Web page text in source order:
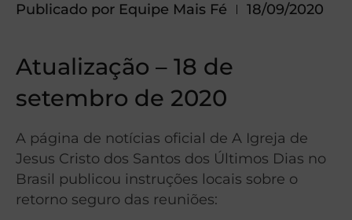
Publicado por Equipe Mais Fé 18/09/2020
Atualização – 18 de
setembro de 2020
A página de notícias oficial de A Igreja de
Jesus Cristo dos Santos dos Últimos Dias no
Brasil publicou instruções locais sobre o
retorno seguro das reuniões: